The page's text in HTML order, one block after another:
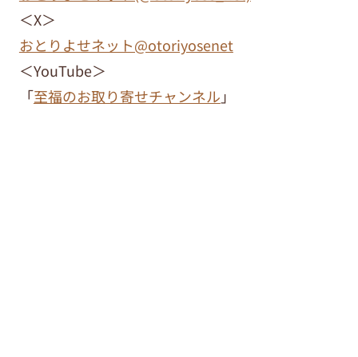
＜X＞
おとりよせネット@otoriyosenet
＜YouTube＞
「至福のお取り寄せチャンネル 」